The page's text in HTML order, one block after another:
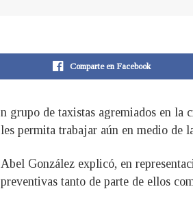
Comparte en Facebook
n grupo de taxistas agremiados en la
les permita trabajar aún en medio de
Abel González explicó, en
preventivas tanto de parte de ellos